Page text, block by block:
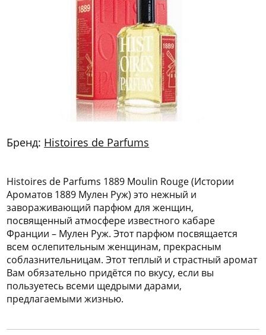
Бренд: Histoires de Parfums
Histoires de Parfums 1889 Moulin Rouge (Истории
Ароматов 1889 Мулен Руж) это нежный и
завораживающий парфюм для женщин,
посвященный атмосфере известного кабаре
Франции – Мулен Руж. Этот парфюм посвящается
всем ослепительным женщинам, прекрасным
соблазнительницам. Этот теплый и страстный аромат
Вам обязательно придётся по вкусу, если вы
пользуетесь всеми щедрыми дарами,
предлагаемыми жизнью.